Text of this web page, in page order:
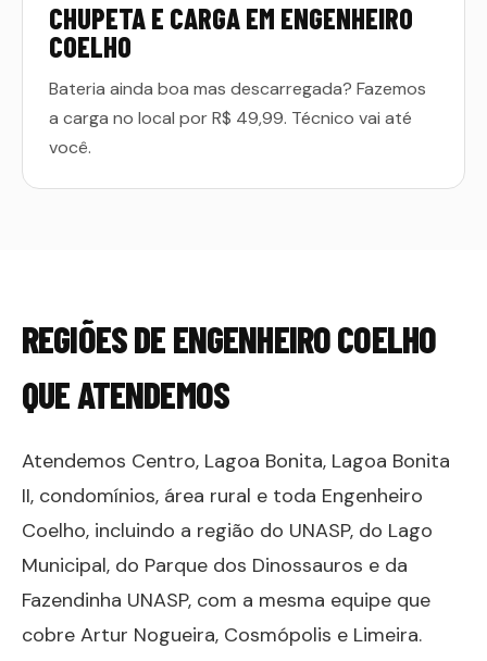
CHUPETA E CARGA EM ENGENHEIRO
COELHO
Bateria ainda boa mas descarregada? Fazemos
a carga no local por R$ 49,99. Técnico vai até
você.
REGIÕES DEENGENHEIRO COELHO
QUE ATENDEMOS
Atendemos Centro, Lagoa Bonita, Lagoa Bonita
II, condomínios, área rural e toda Engenheiro
Coelho, incluindo a região do UNASP, do Lago
Municipal, do Parque dos Dinossauros e da
Fazendinha UNASP, com a mesma equipe que
cobre Artur Nogueira, Cosmópolis e Limeira.